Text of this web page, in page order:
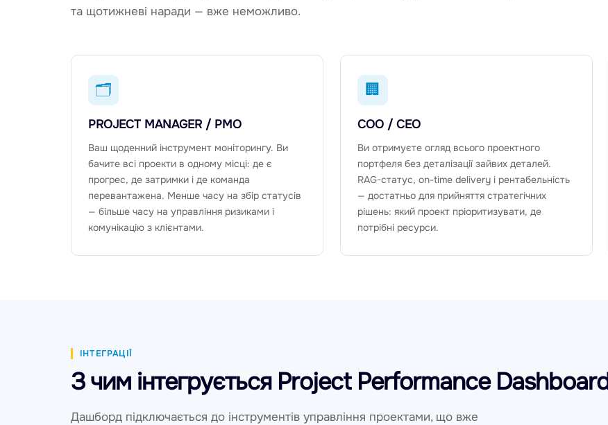
та щотижневі наради — вже неможливо.
🗂
PROJECT MANAGER / PMO
Ваш щоденний інструмент моніторингу. Ви
бачите всі проекти в одному місці: де є
прогрес, де затримки і де команда
перевантажена. Менше часу на збір статусів
— більше часу на управління ризиками і
комунікацію з клієнтами.
🏢
COO / CEO
Ви отримуєте огляд всього проектного
портфеля без деталізації зайвих деталей.
RAG-статус, on-time delivery і рентабельність
— достатньо для прийняття стратегічних
рішень: який проект пріоритизувати, де
потрібні ресурси.
ІНТЕГРАЦІЇ
З чим інтегрується Project Performance
Дашборд підключається до інструментів управління проектами, що вже